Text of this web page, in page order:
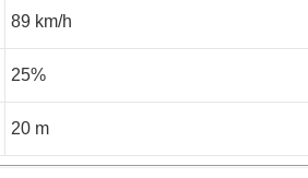
89 km/h
25%
20 m